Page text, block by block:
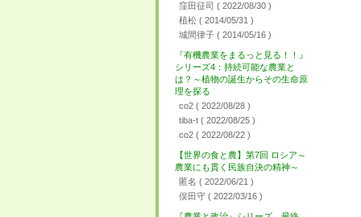
窪田征司 ( 2022/08/30 )
植松 ( 2014/05/31 )
城間律子 ( 2014/05/16 )
『有機農業をまるっと見る！！』
シリーズ4：持続可能な農業と
は？～植物の誕生からその生命原
理を探る
co2 ( 2022/08/28 )
tiba-t ( 2022/08/25 )
co2 ( 2022/08/22 )
【世界の食と農】第7回 ロシア～
農業にも貫く民族自決の精神～
匿名 ( 2022/06/21 )
俣田守 ( 2022/03/16 )